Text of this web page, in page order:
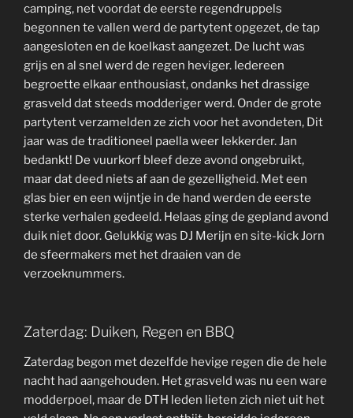
camping, net voordat de eerste regendruppels
begonnen te vallen werd de partytent opgezet, de tap
aangesloten en de koelkast aangezet. De lucht was
grijs en al snel werd de regen heviger. Iedereen
begroette elkaar enthousiast, ondanks het drassige
grasveld dat steeds modderiger werd. Onder de grote
partytent verzamelden ze zich voor het avondeten, Dit
jaar was de traditioneel paella weer lekkerder. Jan
bedankt! De vuurkorf bleef deze avond ongebruikt,
maar dat deed niets af aan de gezelligheid. Met een
glas bier en een wijntje in de hand werden de eerste
sterke verhalen gedeeld. Helaas ging de gepland avond
duik niet door. Gelukkig was DJ Merijn en site-kick Jorn
de sfeermakers met het draaien van de
verzoeknummers.
Zaterdag: Duiken, Regen en BBQ
Zaterdag begon met dezelfde hevige regen die de hele
nacht had aangehouden. Het grasveld was nu een ware
modderpoel, maar de DTH leden lieten zich niet uit het